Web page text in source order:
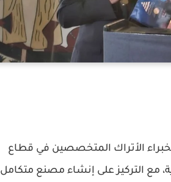
الأتراك المتخصصين في قطاع
مع التركيز على إنشاء مصنع متكامل